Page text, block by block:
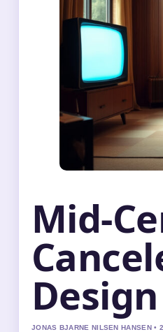
Mid-
JONAS BJARNE NILSEN HANSEN •